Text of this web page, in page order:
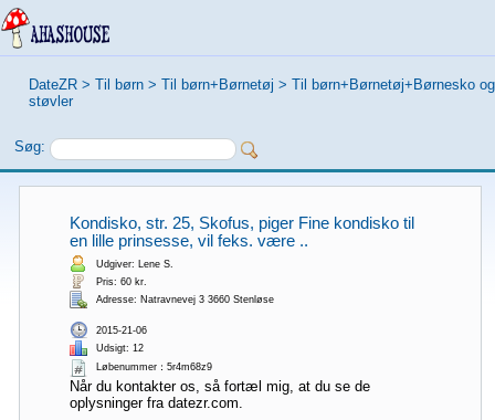
DateZR > Til børn > Til børn+Børnetøj > Til børn+Børnetøj+Børnesko
støvler
Søg:
Kondisko, str. 25, Skofus, piger Fine kondisko til
en lille prinsesse, vil feks. være ..
Udgiver: Lene S.
Pris: 60 kr.
Adresse: Natravnevej 3 3660 Stenløse
2015-21-06
Udsigt: 12
Løbenummer：5r4m68z9
Når du kontakter os, så fortæl mig, at du se de
oplysninger fra datezr.com.